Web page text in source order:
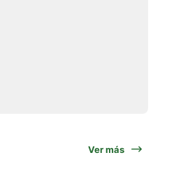
Ver más